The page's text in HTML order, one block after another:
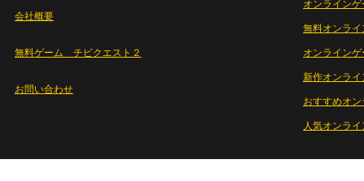
会社概要
無料ゲーム チビクエスト２
お問い合わせ
オンラインゲ
無料オンライ
オンライン
新作オンライ
おすすめオ
人気オンラ